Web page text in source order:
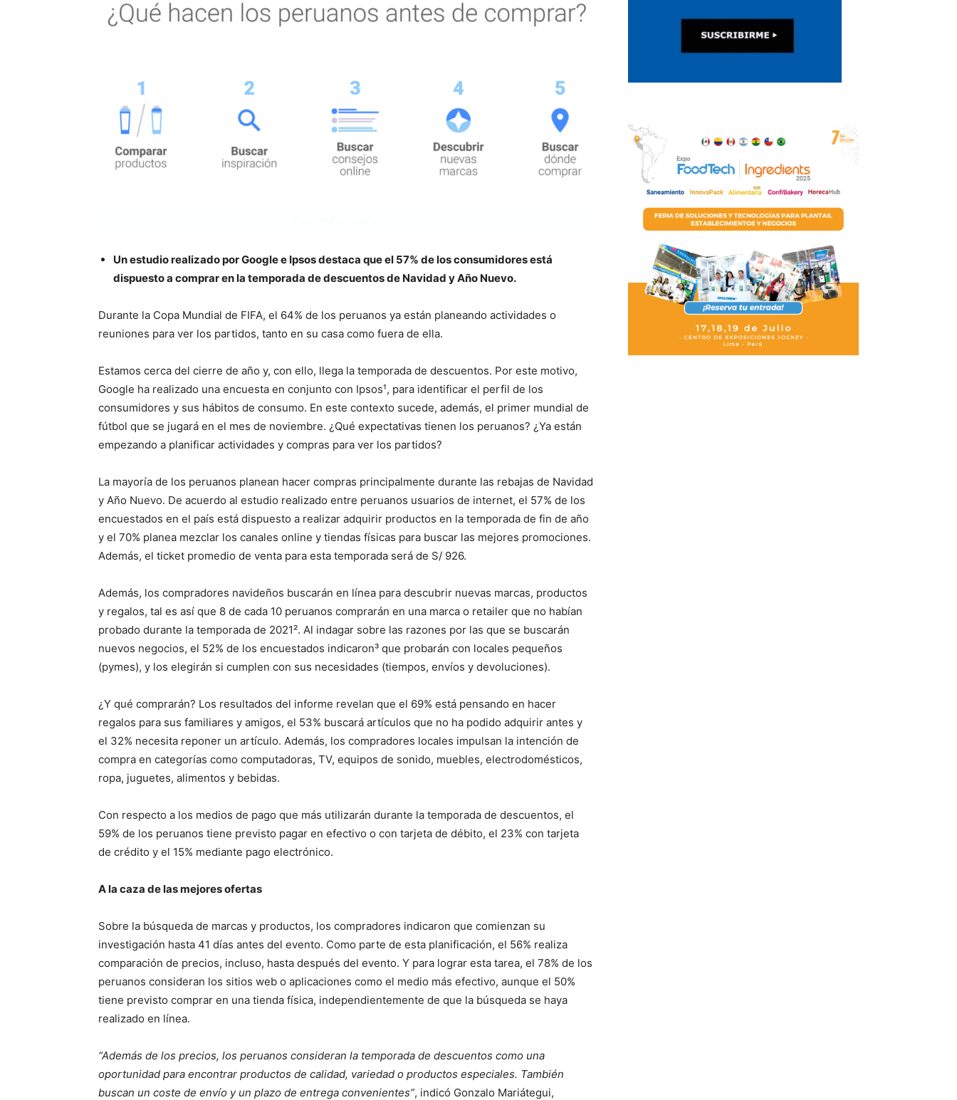
Un estudio realizado por Google e Ipsos destaca que el 57% de los consumidores está
dispuesto a comprar en la temporada de descuentos de Navidad y Año Nuevo.
Durante la Copa Mundial de FIFA, el 64% de los peruanos ya están planeando actividades o
reuniones para ver los partidos, tanto en su casa como fuera de ella.
Estamos cerca del cierre de año y, con ello, llega la temporada de descuentos. Por este motivo,
Google ha realizado una encuesta en conjunto con Ipsos¹, para identificar el perfil de los
consumidores y sus hábitos de consumo. En este contexto sucede, además, el primer mundial de
fútbol que se jugará en el mes de noviembre. ¿Qué expectativas tienen los peruanos? ¿Ya están
empezando a planificar actividades y compras para ver los partidos?
La mayoría de los peruanos planean hacer compras principalmente durante las rebajas de Navidad
y Año Nuevo. De acuerdo al estudio realizado entre peruanos usuarios de internet, el 57% de los
encuestados en el país está dispuesto a realizar adquirir productos en la temporada de fin de año
y el 70% planea mezclar los canales online y tiendas físicas para buscar las mejores promociones.
Además, el ticket promedio de venta para esta temporada será de S/ 926.
Además, los compradores navideños buscarán en línea para descubrir nuevas marcas, productos
y regalos, tal es así que 8 de cada 10 peruanos comprarán en una marca o retailer que no habían
probado durante la temporada de 2021². Al indagar sobre las razones por las que se buscarán
nuevos negocios, el 52% de los encuestados indicaron³ que probarán con locales pequeños
(pymes), y los elegirán si cumplen con sus necesidades (tiempos, envíos y devoluciones).
¿Y qué comprarán? Los resultados del informe revelan que el 69% está pensando en hacer
regalos para sus familiares y amigos, el 53% buscará artículos que no ha podido adquirir antes y
el 32% necesita reponer un artículo. Además, los compradores locales impulsan la intención de
compra en categorías como computadoras, TV, equipos de sonido, muebles, electrodomésticos,
ropa, juguetes, alimentos y bebidas.
Con respecto a los medios de pago que más utilizarán durante la temporada de descuentos, el
59% de los peruanos tiene previsto pagar en efectivo o con tarjeta de débito, el 23% con tarjeta
de crédito y el 15% mediante pago electrónico.
A la caza de las mejores ofertas
Sobre la búsqueda de marcas y productos, los compradores indicaron que comienzan su
investigación hasta 41 días antes del evento. Como parte de esta planificación, el 56% realiza
comparación de precios, incluso, hasta después del evento. Y para lograr esta tarea, el 78% de los
peruanos consideran los sitios web o aplicaciones como el medio más efectivo, aunque el 50%
tiene previsto comprar en una tienda física, independientemente de que la búsqueda se haya
realizado en línea.
“Además de los precios, los peruanos consideran la temporada de descuentos como una
oportunidad para encontrar productos de calidad, variedad o productos especiales. También
buscan un coste de envío y un plazo de entrega convenientes”, indicó Gonzalo Mariátegui,